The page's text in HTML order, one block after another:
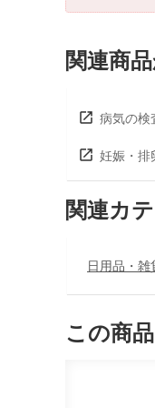
関連商
病気の検
妊娠・排
関連カ
日用品・雑
この商